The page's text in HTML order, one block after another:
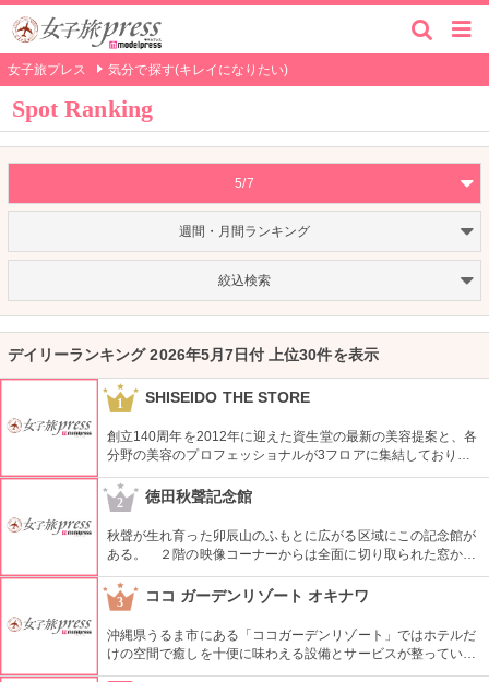
女子旅プレス 気分で探す(キレイになりたい)
Spot Ranking
5/7
週間・月間ランキング
絞込検索
デイリーランキング 2026年5月7日付 上位30件を表示
1 SHISEIDO THE STORE
創立140周年を2012年に迎えた資生堂の最新の美容提案と、各
分野の美容のプロフェッショナルが3フロアに集結しており、
幅広く美に対応した空間である。随時フェアやメーキャップイ
ベントなどのイベントをしているのでチェックしよう。
2 徳田秋聲記念館
秋聲が生れ育った卯辰山のふもとに広がる区域にこの記念館が
ある。 ２階の映像コーナーからは全面に切り取られた窓から
情緒あふれる浅野川の姿が一望できてオススメ。無料の解説ボ
ランティアも在住。（一人から可・要予約）
3 ココ ガーデンリゾート オキナワ
沖縄県うるま市にある「ココガーデンリゾート」ではホテルだ
けの空間で癒しを十便に味わえる設備とサービスが整ってい
る。沖縄ならではのハイビスカスやウコンなど天然素材を使用